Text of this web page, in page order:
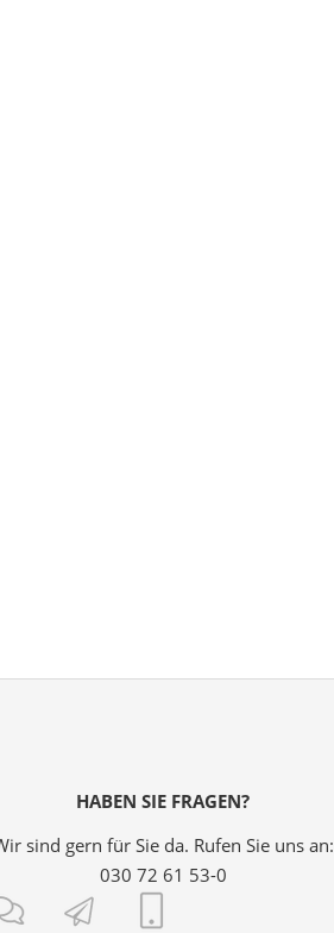
HABEN SIE FRAGEN?
sind gern für Sie da. Rufen Sie uns an:
030 72 61 53-0